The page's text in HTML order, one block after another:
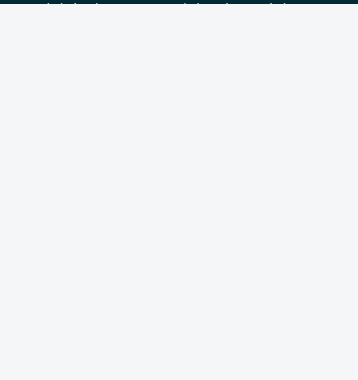
in de kijker kan zetten via de kanalen van link2fleet.